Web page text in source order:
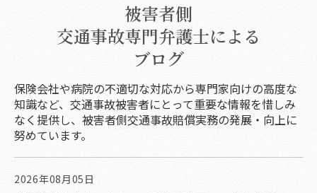
被害者側
交通事故専門弁護士による
ブログ
保険会社や病院の不適切な対応から専門家向けの高度な
知識など、交通事故被害者にとって重要な情報を惜しみ
なく提供し、被害者側交通事故賠償実務の発展・向上に
努めています。
2026年08月05日